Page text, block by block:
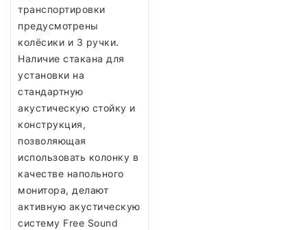
транспортировки
предусмотрены
колёсики и 3 ручки.
Наличие стакана для
установки на
стандартную
акустическую стойку и
конструкция,
позволяющая
использовать колонку в
качестве напольного
монитора, делают
активную акустическую
систему Free Sound